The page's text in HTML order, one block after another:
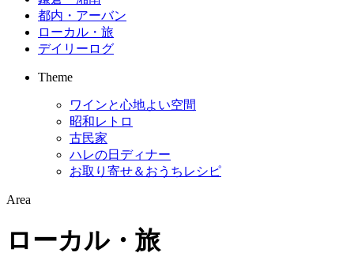
都内・アーバン
ローカル・旅
デイリーログ
Theme
ワインと心地よい空間
昭和レトロ
古民家
ハレの日ディナー
お取り寄せ＆おうちレシピ
Area
ローカル・旅